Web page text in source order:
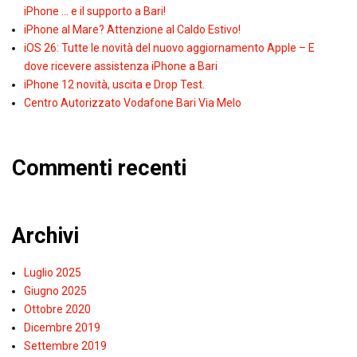
iPhone … e il supporto a Bari!
iPhone al Mare? Attenzione al Caldo Estivo!
iOS 26: Tutte le novità del nuovo aggiornamento Apple – E
dove ricevere assistenza iPhone a Bari
iPhone 12 novità, uscita e Drop Test.
Centro Autorizzato Vodafone Bari Via Melo
Commenti recenti
Archivi
Luglio 2025
Giugno 2025
Ottobre 2020
Dicembre 2019
Settembre 2019